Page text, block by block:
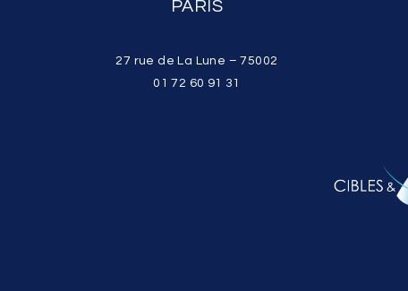
PARIS
27 rue de La Lune – 75002
01 72 60 91 31